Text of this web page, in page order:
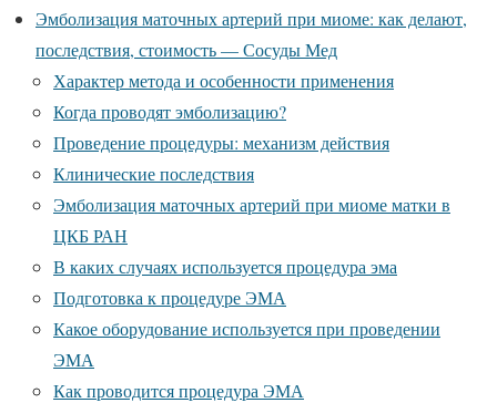
Эмболизация маточных артерий при миоме: как делают,
последствия, стоимость — Сосуды Мед
Характер метода и особенности применения
Когда проводят эмболизацию?
Проведение процедуры: механизм действия
Клинические последствия
Эмболизация маточных артерий при миоме матки в
ЦКБ РАН
В каких случаях используется процедура эма
Подготовка к процедуре ЭМА
Какое оборудование используется при проведении
ЭМА
Как проводится процедура ЭМА